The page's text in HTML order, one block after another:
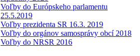
Voľby do Európskeho parlamentu
25.5.2019
Voľby prezidenta SR 16.3. 2019
Voľby do orgánov samosprávy obcí 2018
Voľby do NRSR 2016